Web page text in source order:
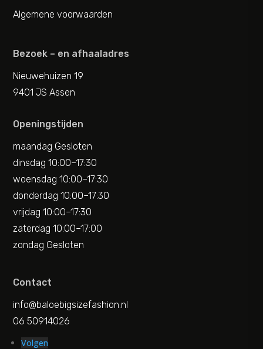
Algemene voorwaarden
Bezoek – en afhaaladres
Nieuwehuizen 19
9401 JS Assen
Openingstijden
maandag Gesloten
dinsdag 10:00–17:30
woensdag 10:00–17:30
donderdag 10:00–17:30
vrijdag 10:00–17:30
zaterdag 10:00–17:00
zondag Gesloten
Contact
info@baloebigsizefashion.nl
06 50914026
Volgen